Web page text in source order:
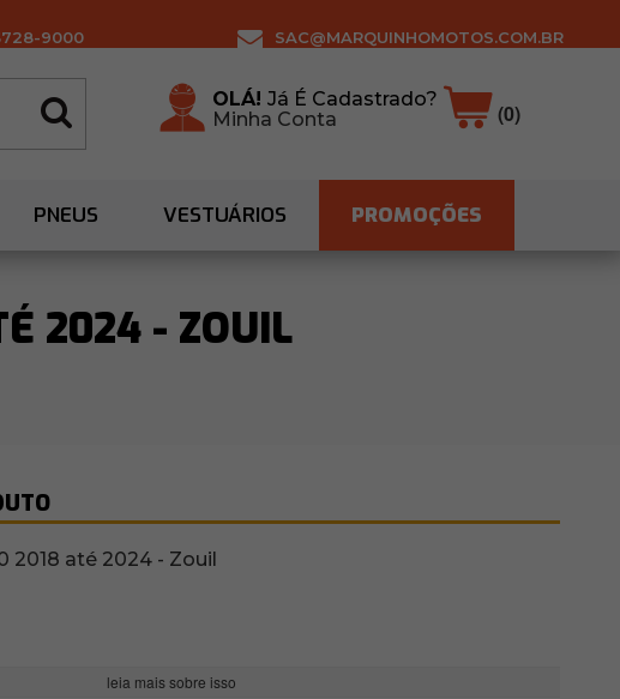
9000 SAC@MARQUINHOMOTOS.COM.BR
OLÁ!Já É Cadastrado?
Minha Conta
(0)
PNEUS VESTUÁRIOS PROMOÇÕES
2024 - ZOUIL
2018 até 2024 - Zouil
leia mais sobre isso